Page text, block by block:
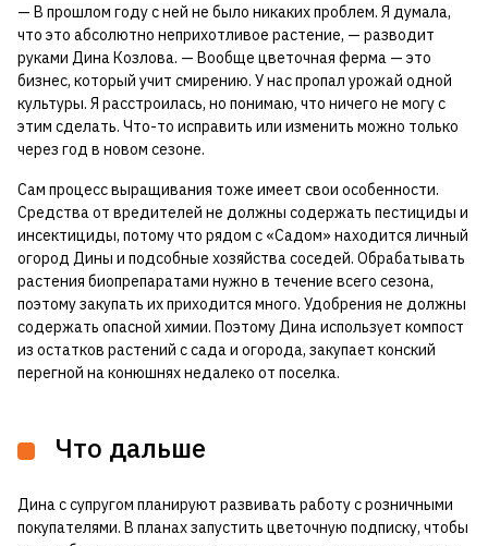
— В прошлом году с ней не было никаких проблем. Я думала,
что это абсолютно неприхотливое растение, — разводит
руками Дина Козлова. — Вообще цветочная ферма — это
бизнес, который учит смирению. У нас пропал урожай одной
культуры. Я расстроилась, но понимаю, что ничего не могу с
этим сделать. Что-то исправить или изменить можно только
через год в новом сезоне.
Сам процесс выращивания тоже имеет свои особенности.
Средства от вредителей не должны содержать пестициды и
инсектициды, потому что рядом с «Садом» находится личный
огород Дины и подсобные хозяйства соседей. Обрабатывать
растения биопрепаратами нужно в течение всего сезона,
поэтому закупать их приходится много. Удобрения не должны
содержать опасной химии. Поэтому Дина использует компост
из остатков растений с сада и огорода, закупает конский
перегной на конюшнях недалеко от поселка.
Что дальше
Дина с супругом планируют развивать работу с розничными
покупателями. В планах запустить цветочную подписку, чтобы